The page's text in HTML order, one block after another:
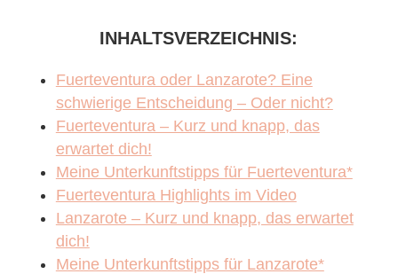
INHALTSVERZEICHNIS:
Fuerteventura oder Lanzarote? Eine
schwierige Entscheidung – Oder nicht?
Fuerteventura – Kurz und knapp, das
erwartet dich!
Meine Unterkunftstipps für Fuerteventura*
Fuerteventura Highlights im Video
Lanzarote – Kurz und knapp, das erwartet
dich!
Meine Unterkunftstipps für Lanzarote*